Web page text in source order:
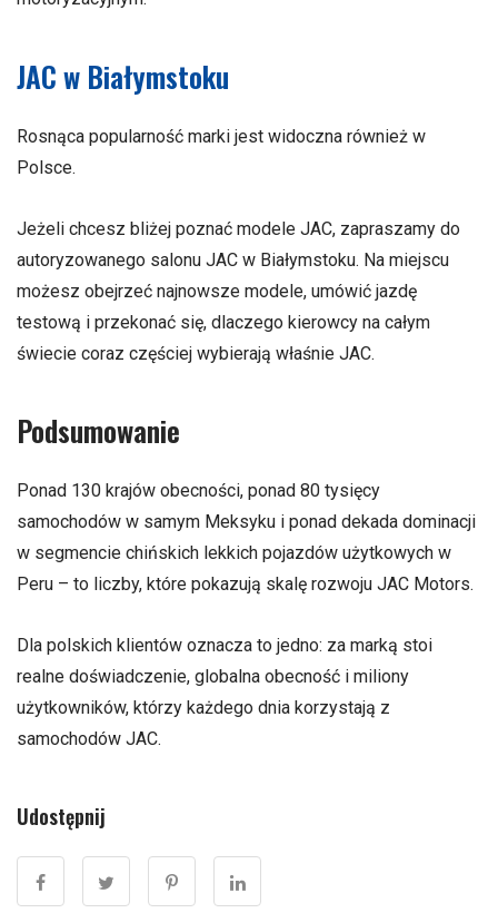
JAC w Białymstoku
Rosnąca popularność marki jest widoczna również w
Polsce.
Jeżeli chcesz bliżej poznać modele JAC, zapraszamy do
autoryzowanego salonu JAC w Białymstoku. Na miejscu
możesz obejrzeć najnowsze modele, umówić jazdę
testową i przekonać się, dlaczego kierowcy na całym
świecie coraz częściej wybierają właśnie JAC.
Podsumowanie
Ponad 130 krajów obecności, ponad 80 tysięcy
samochodów w samym Meksyku i ponad dekada dominacji
w segmencie chińskich lekkich pojazdów użytkowych w
Peru – to liczby, które pokazują skalę rozwoju JAC Motors.
Dla polskich klientów oznacza to jedno: za marką stoi
realne doświadczenie, globalna obecność i miliony
użytkowników, którzy każdego dnia korzystają z
samochodów JAC.
Udostępnij